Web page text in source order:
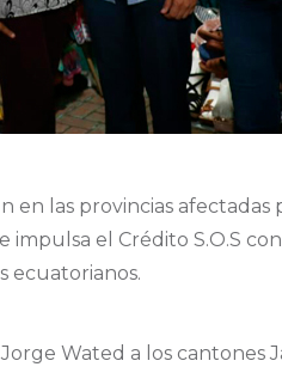
en las provincias
el Crédito S.O.S
ecuatorianos.
Wated a los